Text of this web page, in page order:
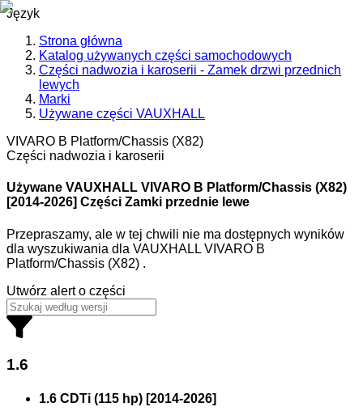
Język
Strona główna
Katalog używanych części samochodowych
Części nadwozia i karoserii - Zamek drzwi przednich
lewych
Marki
Używane części VAUXHALL
VIVARO B Platform/Chassis (X82)
Części nadwozia i karoserii
Używane VAUXHALL VIVARO B Platform/Chassis (X82)
[2014-2026] Części Zamki przednie lewe
Przepraszamy, ale w tej chwili nie ma dostępnych wyników
dla wyszukiwania dla VAUXHALL VIVARO B
Platform/Chassis (X82) .
Utwórz alert o części
1.6
1.6 CDTi (115 hp) [2014-2026]